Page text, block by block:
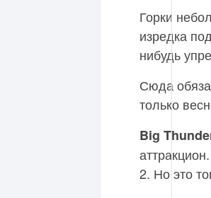
Горки
изредка
нибудь
Сюда
только
Big
2. Но это